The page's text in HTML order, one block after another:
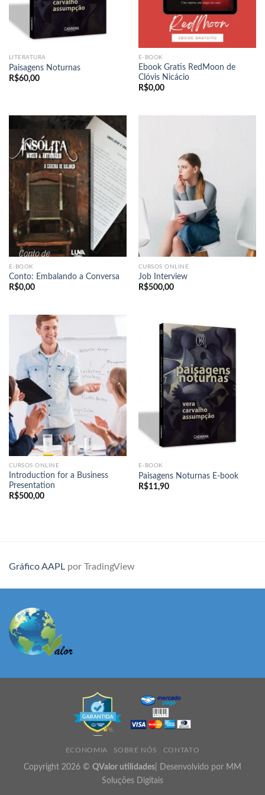
LITERATURA
Paisagens Noturnas
R$60,00
E-BOOK
Ebook Gratis RedMoon de
Clóvis Nicácio
R$0,00
E-BOOK
Conto: Embalando a Conversa
R$0,00
CURSOS ONLINE
Job Interview
R$500,00
CURSOS ONLINE
Introduction for a Business
Presentation
R$500,00
E-BOOK
Paisagens Noturnas E-book
R$11,90
Gráfico AAPL por TradingView
ECONOMIA SOBRE NÓS CONTATO
Copyright 2026 © QValor utilidades | Desenvolvido por MM
Soluções Digitais